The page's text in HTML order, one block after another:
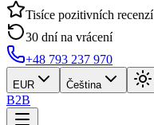
Tisíce pozitivních recenzí
30 dní na vrácení
+48 793 237 970
EUR Čeština
B2B